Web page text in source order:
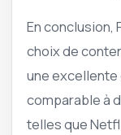
En conclusion,
choix de
une
comparable à
telles que